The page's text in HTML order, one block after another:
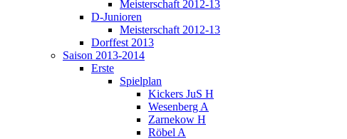
Meisterschaft 2012-13
D-Junioren
Meisterschaft 2012-13
Dorffest 2013
Saison 2013-2014
Erste
Spielplan
Kickers JuS H
Wesenberg A
Zarnekow H
Röbel A